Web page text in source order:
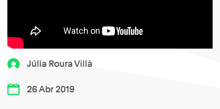
Júlia Roura Villà
26 Abr 2019